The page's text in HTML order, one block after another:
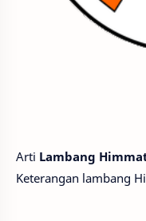
Arti Lambang
Keterangan lambang